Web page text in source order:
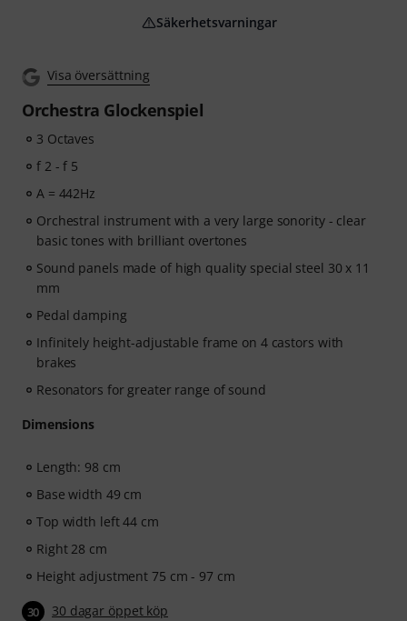
Visa översättning
Orchestra Glockenspiel
3 Octaves
f 2 - f 5
A = 442Hz
Orchestral instrument with a very large sonority - clear
basic tones with brilliant overtones
Sound panels made of high quality special steel 30 x 11
mm
Pedal damping
Infinitely height-adjustable frame on 4 castors with
brakes
Resonators for greater range of sound
Dimensions
Length: 98 cm
Base width 49 cm
Top width left 44 cm
Right 28 cm
Height adjustment 75 cm - 97 cm
30 30 dagar öppet köp
Säkerhetsvarningar